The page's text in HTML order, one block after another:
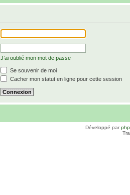
J’ai oublié mon mot de passe
Se souvenir de moi
Cacher mon statut en ligne pour cette session
Développé par